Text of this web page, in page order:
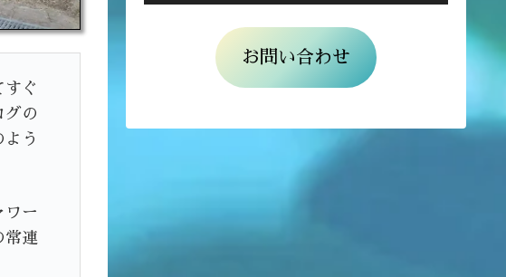
ぐ
グの
う
ワー
常連
ヤ
リ
調
お問い合わせ